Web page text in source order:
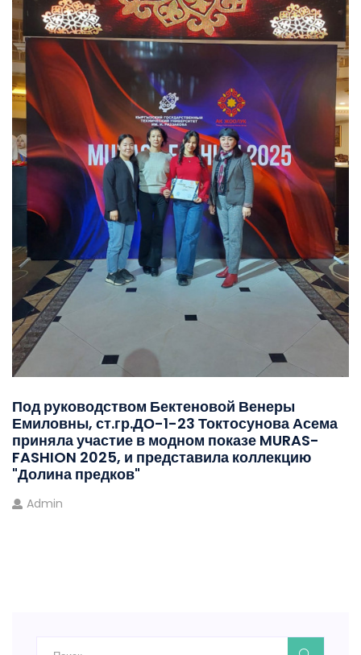
Под руководством Бектеновой Венеры
Емиловны, ст.гр.ДО-1-23 Токтосунова Асема
приняла участие в модном показе MURAS-
FASHION 2025, и представила коллекцию
"Долина предков"
Admin